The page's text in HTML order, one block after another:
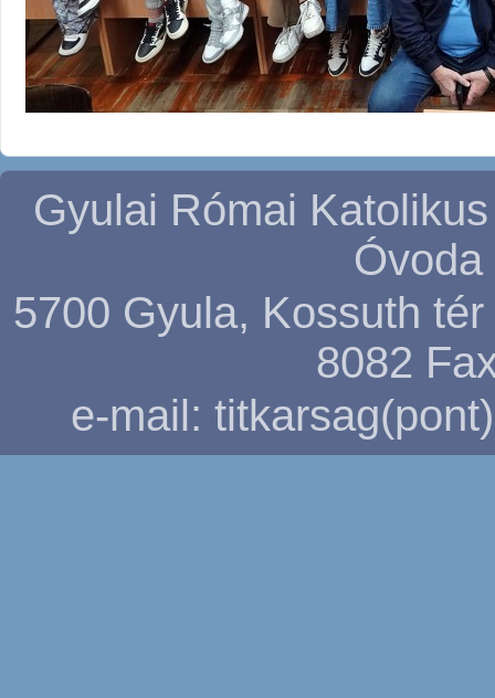
Gyulai Római
5700 Gyula, Kossuth
8082
e-mail: